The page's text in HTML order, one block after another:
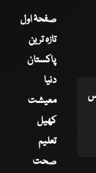
صفحۂ اول
تازہ ترین
پاکستان
دنیا
معیشت
کھیل
تعلیم
صحت